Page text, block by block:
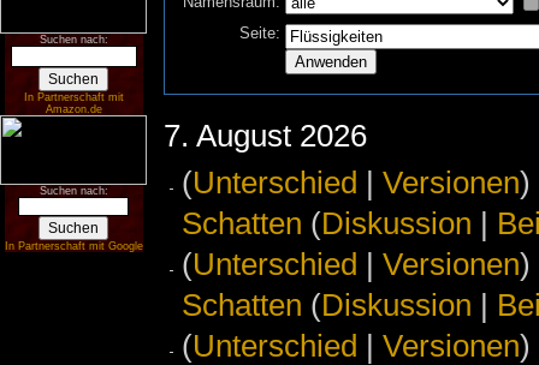
Suchen nach:
In Partnerschaft mit
Amazon.de
Suchen nach:
In Partnerschaft mit Google
Seite:
7. August 2026
(Unterschied | Versionen)
Schatten (Diskussion |
(Unterschied | Versionen)
Schatten (Diskussion |
(Unterschied | Versionen)